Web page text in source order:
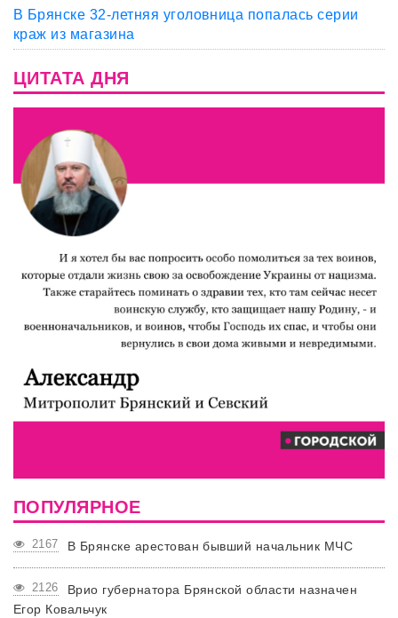
В Брянске 32-летняя уголовница попалась серии
краж из магазина
ЦИТАТА ДНЯ
ПОПУЛЯРНОЕ
2167 В Брянске арестован бывший начальник МЧС
2126
Врио губернатора Брянской области назначен
Егор Ковальчук